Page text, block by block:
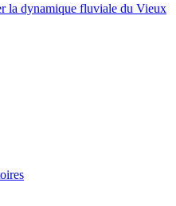
la dynamique fluviale du Vieux